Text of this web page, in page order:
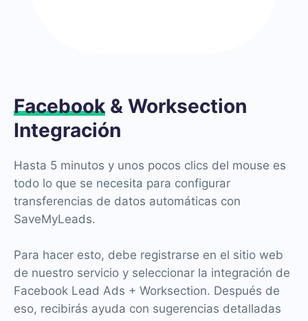
Facebook & Worksection
Integración
Hasta 5 minutos y unos pocos clics del mouse es
todo lo que se necesita para configurar
transferencias de datos automáticas con
SaveMyLeads.
Para hacer esto, debe registrarse en el sitio web
de nuestro servicio y seleccionar la integración de
Facebook Lead Ads + Worksection. Después de
eso, recibirás ayuda con sugerencias detalladas